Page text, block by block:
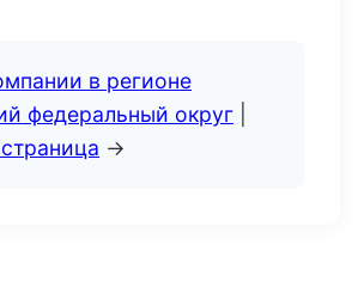
в регионе
федеральный округ
→